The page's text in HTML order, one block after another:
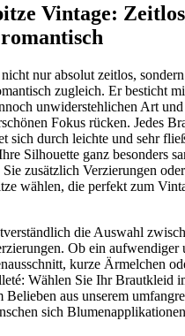
Vintage:
nur absolut zeitlos,
zugleich. Er besticht
unwiderstehlichen Art
Fokus rücken. Jedes
sich durch leichte und sehr
Silhouette ganz besonders
zusätzlich Verzierungen oder
wählen, die perfekt zum
die Auswahl
Ob ein aufwendiger
kurze Ärmelchen
Wählen Sie Ihr Brautkleid
aus unserem
sich